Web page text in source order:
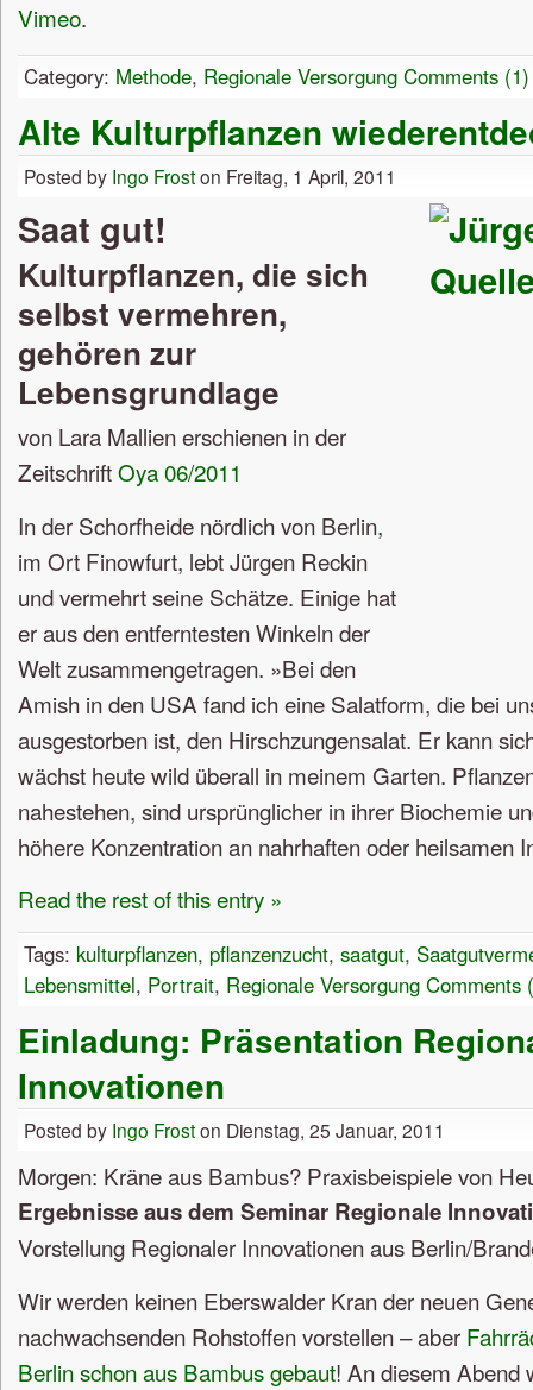
Vimeo.
Category: Methode, Regionale Versorgung Comments (1)
Alte Kulturpflanzen
Posted by Ingo Froston Freitag, 1 April, 2011
Saat gut!
Kulturpflanzen, die sich
selbst vermehren,
gehören zur
Lebensgrundlage
von Lara Mallien erschienen in der
ZeitschriftOya 06/2011
In der Schorfheide nördlich von Berlin,
im Ort Finowfurt, lebt Jürgen Reckin
und vermehrt seine Schätze. Einige hat
er aus den entferntesten Winkeln der
Welt zusammengetragen. »Bei den
Amish in den USA fand ich eine Salatform, die bei
ausgestorben ist, den Hirschzungensalat. Er kann
wächst heute wild überall in meinem Garten.
nahestehen, sind ursprünglicher in ihrer Biochemie
höhere Konzentration an nahrhaften oder heilsamen
Read the rest of this entry »
Tags: kulturpflanzen, pflanzenzucht, saatgut,
Lebensmittel, Portrait, Regionale Versorgung Comments
Einladung: Präsentation
Innovationen
Posted by Ingo Froston Dienstag, 25 Januar, 2011
Morgen: Kräne aus Bambus? Praxisbeispiele von
Ergebnisse aus dem Seminar Regionale
Vorstellung Regionaler Innovationen aus Berlin/
Wir werden keinen Eberswalder Kran der neuen
nachwachsenden Rohstoffen vorstellen – aber
Berlin schon aus Bambus gebaut! An diesem Abend